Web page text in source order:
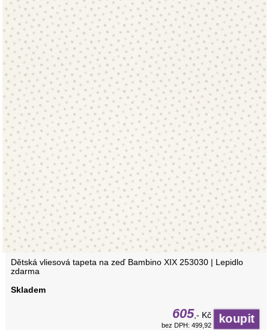
Dětská vliesová tapeta na zeď Bambino XIX 253030 | Lepidlo
zdarma
Skladem
605 ,- Kč
bez DPH: 499,92